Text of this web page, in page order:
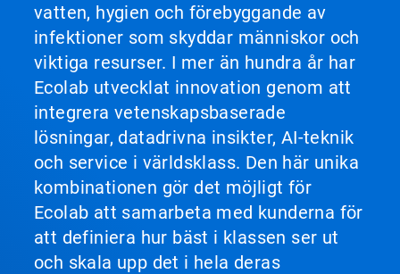
vatten, hygien och förebyggande av
infektioner som skyddar människor och
viktiga resurser. I mer än hundra år har
Ecolab utvecklat innovation genom att
integrera vetenskapsbaserade
lösningar, datadrivna insikter, AI-teknik
och service i världsklass. Den här unika
kombinationen gör det möjligt för
Ecolab att samarbeta med kunderna för
att definiera hur bäst i klassen ser ut
och skala upp det i hela deras